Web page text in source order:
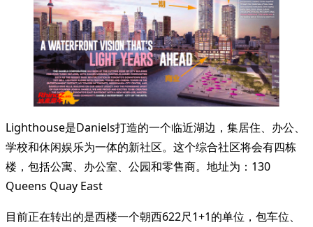
Lighthouse是Daniels打造的一个临近湖边，集居住、办公、
学校和休闲娱乐为一体的新社区。这个综合社区将会有四栋
楼，包括公寓、办公室、公园和零售商。地址为：130
Queens Quay East
目前正在转出的是西楼一个朝西622尺1+1的单位，包车位、